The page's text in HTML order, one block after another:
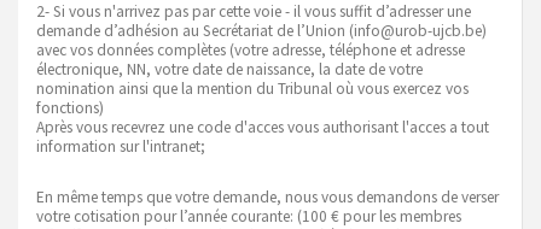
2- Si vous n'arrivez pas par cette voie - il vous suffit d’adresser une
demande d’adhésion au Secrétariat de l’Union (info@urob-ujcb.be)
avec vos données complètes (votre adresse, téléphone et adresse
électronique, NN, votre date de naissance, la date de votre
nomination ainsi que la mention du Tribunal où vous exercez vos
fonctions)
Après vous recevrez une code d'acces vous authorisant l'acces a tout
information sur l'intranet;
En même temps que votre demande, nous vous demandons de verser
votre cotisation pour l’année courante: (100 € pour les membres